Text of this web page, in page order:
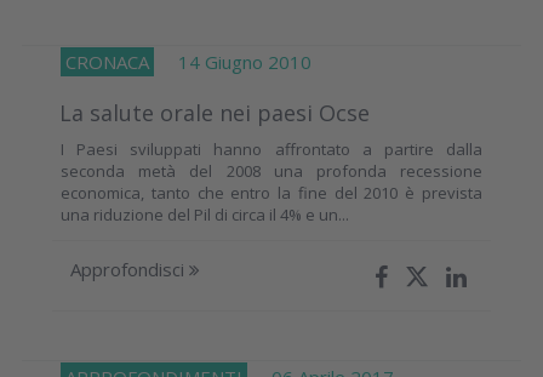
CRONACA 14 Giugno 2010
La salute orale nei paesi Ocse
I Paesi sviluppati hanno affrontato a partire dalla
seconda metà del 2008 una profonda recessione
economica, tanto che entro la fine del 2010 è prevista
una riduzione del Pil di circa il 4% e un...
Approfondisci